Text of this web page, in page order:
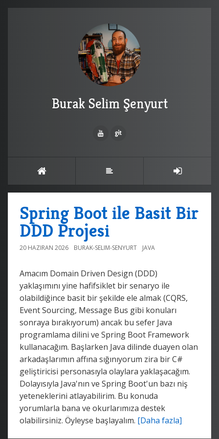
Burak Selim Şenyurt
Spring Boot ile Basit Bir
DDD Projesi
20 HAZIRAN 2026 BURAK-SELIM-SENYURT JAVA
Amacım Domain Driven Design (DDD)
yaklaşımını yine hafifsiklet bir senaryo ile
olabildiğince basit bir şekilde ele almak (CQRS,
Event Sourcing, Message Bus gibi konuları
sonraya bırakıyorum) ancak bu sefer Java
programlama dilini ve Spring Boot Framework
kullanacağım. Başlarken Java dilinde duayen olan
arkadaşlarımın affına sığınıyorum zira bir C#
geliştiricisi personasıyla olaylara yaklaşacağım.
Dolayısıyla Java'nın ve Spring Boot'un bazı niş
yeteneklerini atlayabilirim. Bu konuda
yorumlarla bana ve okurlarımıza destek
olabilirsiniz. Öyleyse başlayalım. [Daha fazla]